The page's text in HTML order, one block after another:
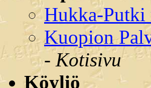
Hukka-
Kuopion
-Kotisivu
Köyliö